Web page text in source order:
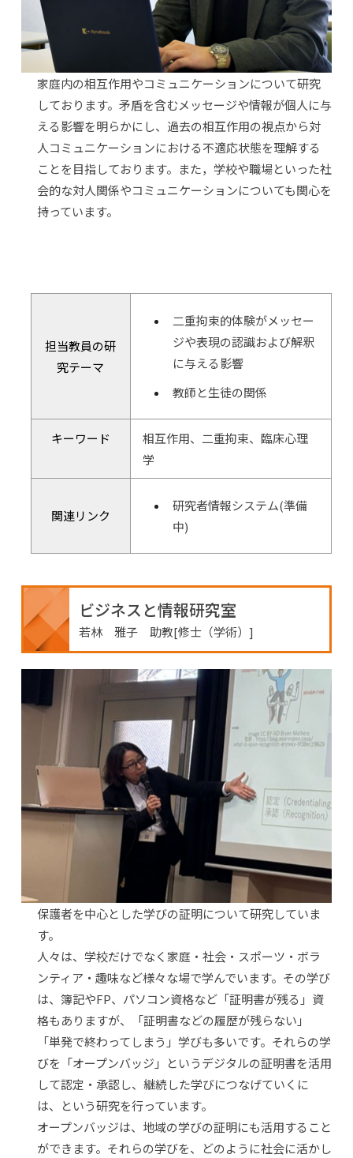
家庭内の相互作用やコミュニケーションについて研究
しております。矛盾を含むメッセージや情報が個人に与
える影響を明らかにし、過去の相互作用の視点から対
人コミュニケーションにおける不適応状態を理解する
ことを目指しております。また，学校や職場といった社
会的な対人関係やコミュニケーションについても関心を
持っています。
担当教員の研
究テーマ
二重拘束的体験がメッセー
ジや表現の認識および解釈
に与える影響
教師と生徒の関係
キーワード
相互作用、二重拘束、臨床心理
学
関連リンク
研究者情報システム(準備
中)
ビジネスと情報研究室
若林 雅子 助教[修士（学術）]
保護者を中心とした学びの証明について研究していま
す。
人々は、学校だけでなく家庭・社会・スポーツ・ボラ
ンティア・趣味など様々な場で学んでいます。その学び
は、簿記やFP、パソコン資格など「証明書が残る」資
格もありますが、「証明書などの履歴が残らない」
「単発で終わってしまう」学びも多いです。それらの学
びを「オープンバッジ」というデジタルの証明書を活用
して認定・承認し、継続した学びにつなげていくに
は、という研究を行っています。
オープンバッジは、地域の学びの証明にも活用すること
ができます。それらの学びを、どのように社会に活かし